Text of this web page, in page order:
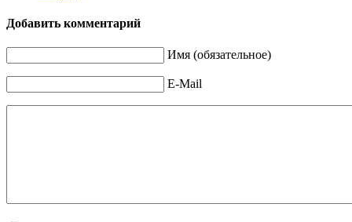
Добавить комментарий
Имя (обязательное)
E-Mail